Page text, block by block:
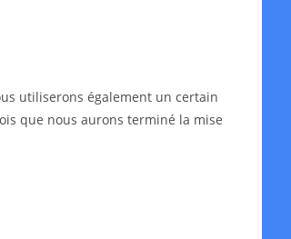
utiliserons également un certain
que nous aurons terminé la mise